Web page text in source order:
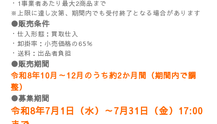
・1事業者あたり最大2商品まで
※上限に達し次第、期間内でも受付終了となる場合があります
●販売条件
・仕入形態：買取仕入
・卸掛率：小売価格の65％
・送料：出品者負担
●販売期間
令和8年10月～12月のうち約2か月間（期間内で調
整）
●募集期間
令和8年7月1日（水）～7月31日（金）17:00